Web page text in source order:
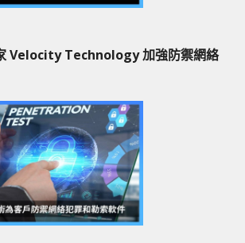
Velocity Technology 加強防禦網絡